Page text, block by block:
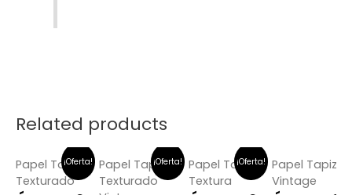
Related products
¡Oferta!
Papel Tapiz
Texturado
¡Oferta!
Papel Tapiz
Texturado
¡Oferta!
Papel Tapiz
Textura
Papel Tapiz
Vintage